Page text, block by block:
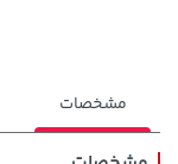
مشخصات